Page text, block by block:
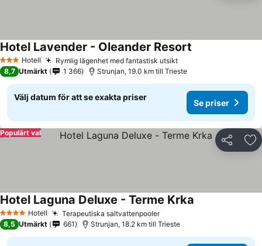
3 StjärnorHotell Rymlig lägenhet med fantastisk utsiktSe priser
Hotel Lavender - Oleander Resort
8,7 Utmärkt 1 366 Strunjan, 19.0 km till Trieste
Välj datum för att se exakta priser
Se priser
Dela
Populärt val
4 StjärnorHotell Terapeutiska saltvattenpoolerSe priser
Hotel Laguna Deluxe - Terme Krka
8,5 Utmärkt 661 Strunjan, 18.2 km till Trieste